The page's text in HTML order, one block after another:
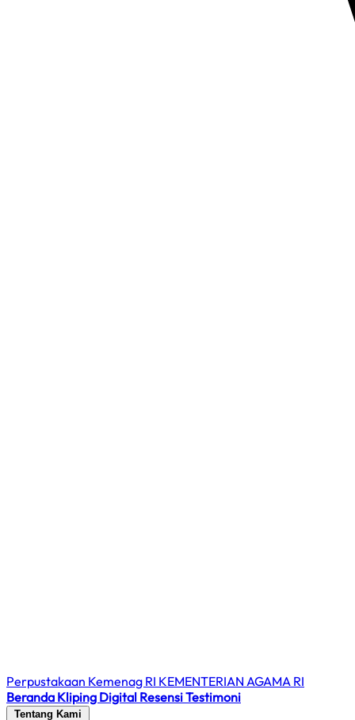
Perpustakaan Kemenag RI KEMENTERIAN AGAMA RI
Beranda Kliping Digital ResensiTestimoni
Tentang Kami